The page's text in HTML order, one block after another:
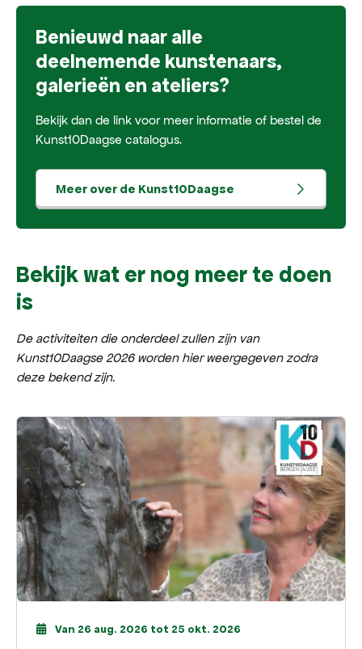
Benieuwd naar alle
deelnemende kunstenaars,
galerieën en ateliers?
Bekijk dan de link voor meer informatie of bestel de
Kunst10Daagse catalogus.
Meer over de Kunst10Daagse
Bekijk wat er nog meer te doen
is
De activiteiten die onderdeel zullen zijn van
Kunst10Daagse 2026 worden hier weergegeven zodra
deze bekend zijn.
Van 26 aug. 2026 tot 25 okt. 2026